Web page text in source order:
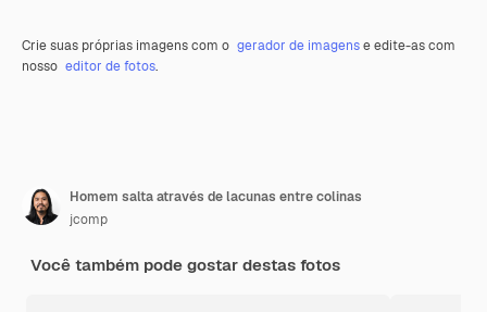
Crie suas próprias imagens com o gerador de imagense edite-as com
nosso editor de fotos.
Homem salta através de lacunas entre colinas
jcomp
Você também pode gostar destas fotos